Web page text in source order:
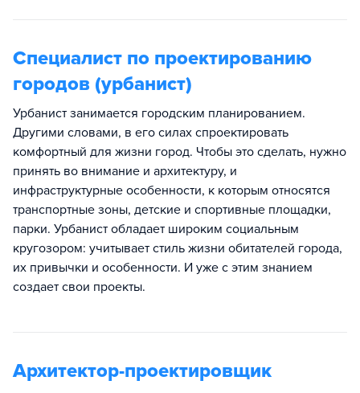
Специалист по проектированию
городов (урбанист)
Урбанист занимается городским планированием.
Другими словами, в его силах спроектировать
комфортный для жизни город. Чтобы это сделать, нужно
принять во внимание и архитектуру, и
инфраструктурные особенности, к которым относятся
транспортные зоны, детские и спортивные площадки,
парки. Урбанист обладает широким социальным
кругозором: учитывает стиль жизни обитателей города,
их привычки и особенности. И уже с этим знанием
создает свои проекты.
Архитектор-проектировщик